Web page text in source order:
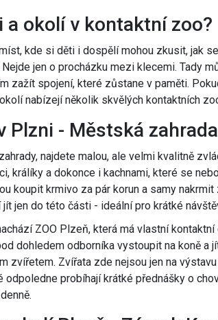
a okolí v kontaktní zoo?
kde si děti i dospělí mohou zkusit, jak
Nejde jen o procházku mezi klecemi. Tady
zažít spojení, které zůstane v paměti.
nabízejí několik skvělých kontaktních
Plzni - Městská
najdete malou, ale velmi kvalitně
králíky a dokonce i kachnami, které se
koupit krmivo za pár korun a samy
jen do této části - ideální pro krátké
ZOO Plzeň, která má vlastní
dohledem odborníka vystoupit na koně a
zvířetem. Zvířata zde nejsou jen na
odpoledne probíhají krátké přednášky o